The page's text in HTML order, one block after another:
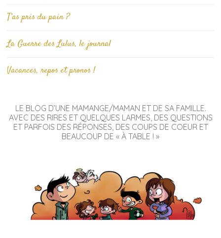
T’as pris du pain ?
La Guerre des Lulus, le journal
Vacances, repos et pronos !
LE BLOG D’UNE MAMANGE/MAMAN ET DE SA FAMILLE.
AVEC DES RIRES ET QUELQUES LARMES, DES QUESTIONS
ET PARFOIS DES RÉPONSES, DES COUPS DE COEUR ET
BEAUCOUP DE « À TABLE ! »